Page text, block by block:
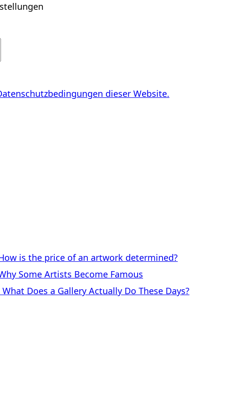
dieser Website.
How is the price of an artwork determined?
Some Artists Become Famous
What Does a Gallery Actually Do These Days?